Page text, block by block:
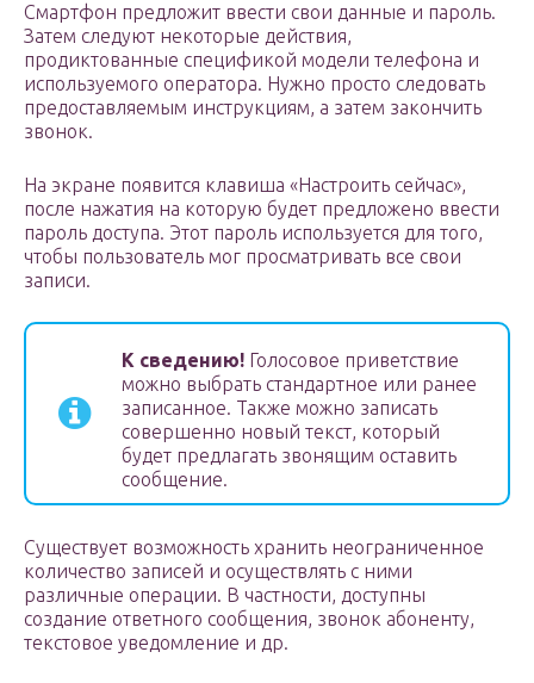
Смартфон предложит ввести свои данные и пароль.
Затем следуют некоторые действия,
продиктованные спецификой модели телефона и
используемого оператора. Нужно просто следовать
предоставляемым инструкциям, а затем закончить
звонок.
На экране появится клавиша «Настроить сейчас»,
после нажатия на которую будет предложено ввести
пароль доступа. Этот пароль используется для того,
чтобы пользователь мог просматривать все свои
записи.
К сведению! Голосовое приветствие
можно выбрать стандартное или ранее
записанное. Также можно записать
совершенно новый текст, который
будет предлагать звонящим оставить
сообщение.
Существует возможность хранить неограниченное
количество записей и осуществлять с ними
различные операции. В частности, доступны
создание ответного сообщения, звонок абоненту,
текстовое уведомление и др.